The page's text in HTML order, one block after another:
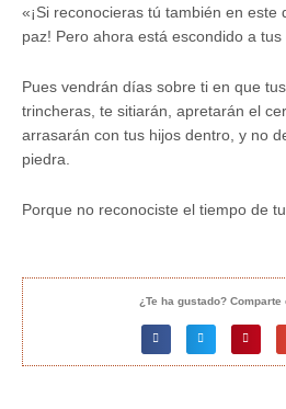
«¡Si reconocieras tú también en este
paz! Pero ahora está escondido a tus
Pues vendrán días sobre ti en que
trincheras, te sitiarán, apretarán el
arrasarán con tus hijos dentro, y no
piedra.
Porque no reconociste el tiempo de tu
¿Te ha gustado?